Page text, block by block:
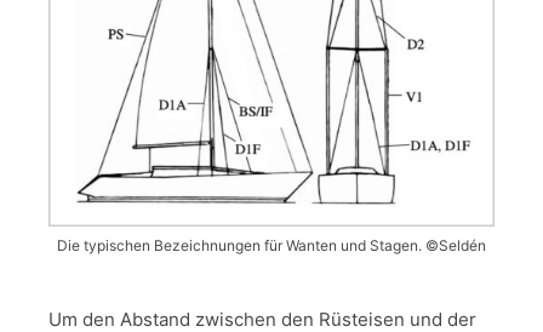
Die typischen Bezeichnungen für Wanten und Stagen. ©Seldén
Um den Abstand zwischen den Rüsteisen und der